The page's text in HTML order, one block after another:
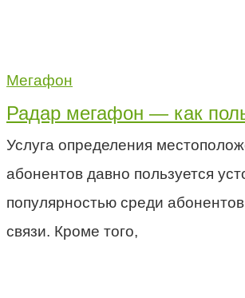
Мегафон
Радар мегафон — как
Услуга определения
абонентов давно пользуется
популярностью среди
связи. Кроме того,